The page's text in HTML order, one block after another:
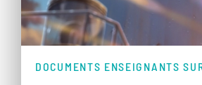
DOCUMENTS ENSEIGNANTS